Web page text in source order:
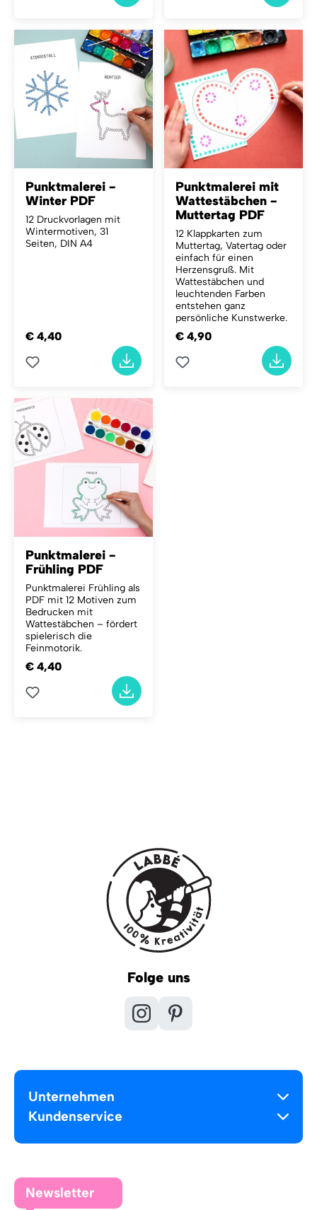
Punktmalerei -
Winter PDF
12 Druckvorlagen mit
Wintermotiven, 31
Seiten, DIN A4
€ 4,40
Punktmalerei mit
Wattestäbchen -
Muttertag PDF
12 Klappkarten zum
Muttertag, Vatertag oder
einfach für einen
Herzensgruß. Mit
Wattestäbchen und
leuchtenden Farben
entstehen ganz
persönliche Kunstwerke.
€ 4,90
Punktmalerei -
Frühling PDF
Punktmalerei Frühling als
PDF mit 12 Motiven zum
Bedrucken mit
Wattestäbchen – fördert
spielerisch die
Feinmotorik.
€ 4,40
Folge uns
Unternehmen
Kundenservice
Newsletter